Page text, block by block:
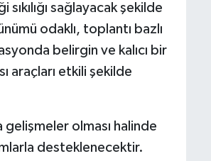
sağlayacak şekilde
odaklı, toplantı bazlı
belirgin ve kalıcı bir
araçları etkili şekilde
gelişmeler olması halinde
desteklenecektir.